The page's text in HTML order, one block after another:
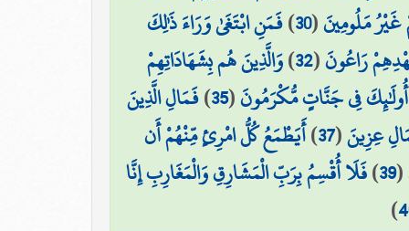
غَيْرُ مَلُومِينَ(
30
)فَمَنِ ابْتَغَىٰ وَرَاءَ ذَٰلِكَ
رَاعُونَ(
32
)وَالَّذِينَ هُم بِشَهَادَاتِهِمْ
أُولَٰئِكَ فِي جَنَّاتٍ مُّكْرَمُونَ(
35
)فَمَالِ الَّذِينَ
عِزِينَ(
37
)أَيَطْمَعُ كُلُّ امْرِئٍ مِّنْهُمْ أَن
(
39
)فَلَا أُقْسِمُ بِرَبِّ الْمَشَارِقِ وَالْمَغَارِبِ إِنَّا
)